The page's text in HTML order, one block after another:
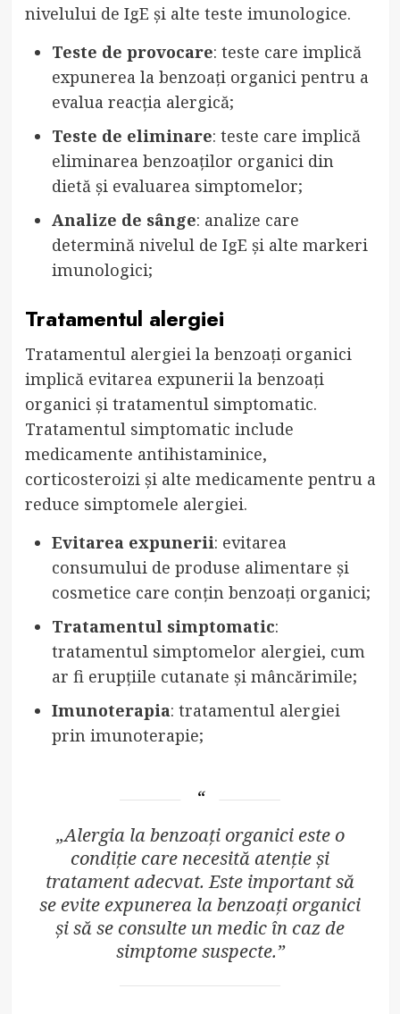
nivelului de IgE și alte teste imunologice.
Teste de provocare: teste care implică
expunerea la benzoați organici pentru a
evalua reacția alergică;
Teste de eliminare: teste care implică
eliminarea benzoaților organici din
dietă și evaluarea simptomelor;
Analize de sânge: analize care
determină nivelul de IgE și alte markeri
imunologici;
Tratamentul alergiei
Tratamentul alergiei la benzoați organici
implică evitarea expunerii la benzoați
organici și tratamentul simptomatic.
Tratamentul simptomatic include
medicamente antihistaminice,
corticosteroizi și alte medicamente pentru a
reduce simptomele alergiei.
Evitarea expunerii: evitarea
consumului de produse alimentare și
cosmetice care conțin benzoați organici;
Tratamentul simptomatic:
tratamentul simptomelor alergiei, cum
ar fi erupțiile cutanate și mâncărimile;
Imunoterapia: tratamentul alergiei
prin imunoterapie;
„Alergia la benzoați organici este o
condiție care necesită atenție și
tratament adecvat. Este important să
se evite expunerea la benzoați organici
și să se consulte un medic în caz de
simptome suspecte.”